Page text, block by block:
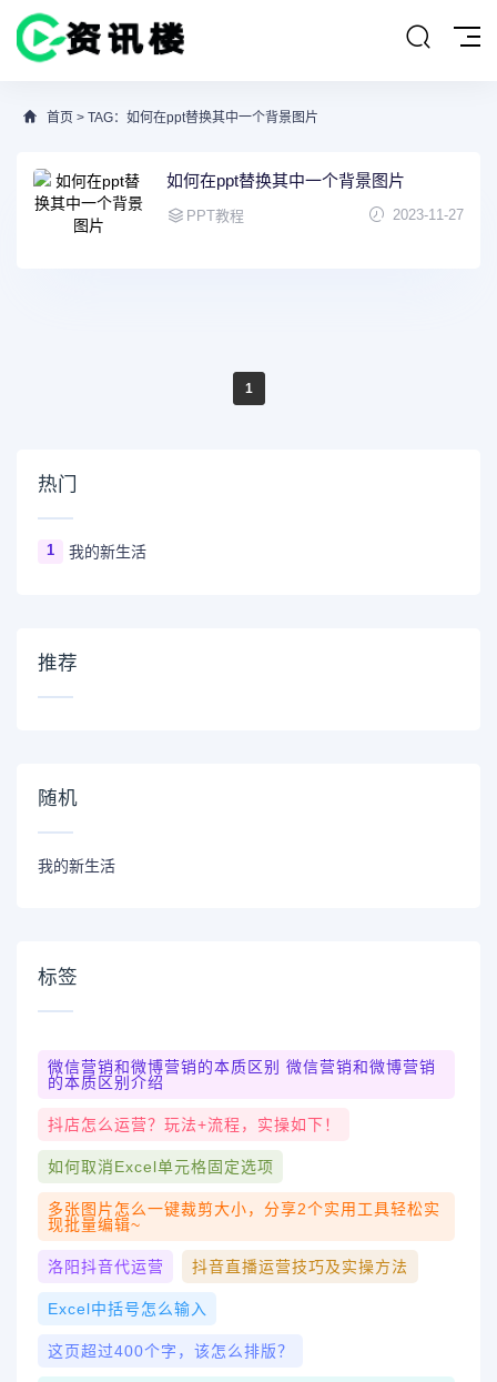
首页 > TAG：如何在ppt替换其中一个背景图片
如何在ppt替换其中一个背景图片
PPT教程 2023-11-27
1
热门
1 我的新生活
推荐
随机
我的新生活
标签
微信营销和微博营销的本质区别 微信营销和微博营销
的本质区别介绍
抖店怎么运营？玩法+流程，实操如下！
如何取消excel单元格固定选项
多张图片怎么一键裁剪大小，分享2个实用工具轻松实
现批量编辑~
洛阳抖音代运营 抖音直播运营技巧及实操方法
Excel中括号怎么输入
这页超过400个字，该怎么排版？